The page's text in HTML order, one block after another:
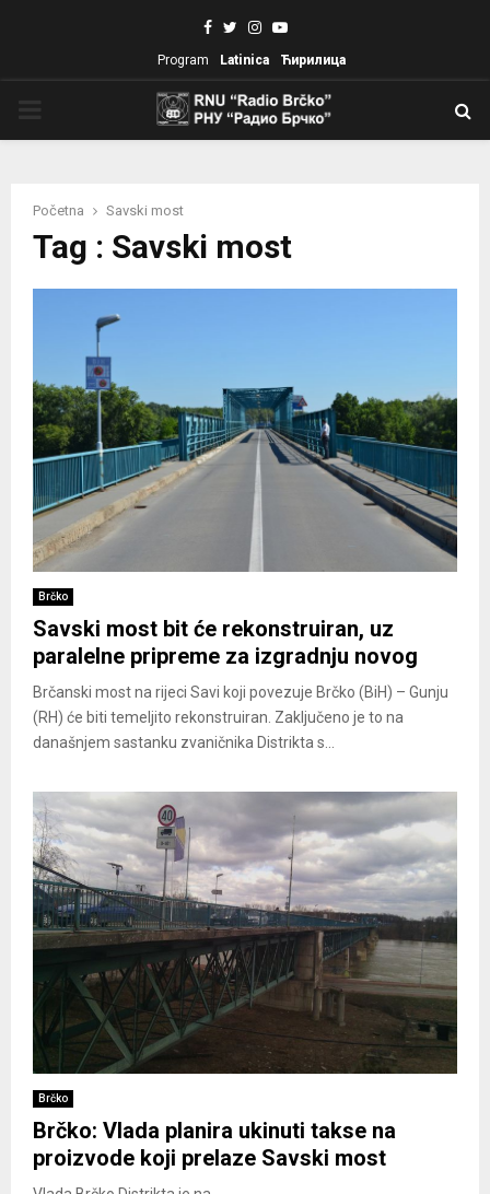
Facebook
TwitterInstagram
Youtube
Program Latinica Ћирилица
Početna Savski most
Tag : Savski most
Brčko
Savski most bit će rekonstruiran, uz
paralelne pripreme za izgradnju novog
Brčanski most na rijeci Savi koji povezuje Brčko (BiH) – Gunju
(RH) će biti temeljito rekonstruiran. Zaključeno je to na
današnjem sastanku zvaničnika Distrikta s...
Brčko
Brčko: Vlada planira ukinuti takse na
proizvode koji prelaze Savski most